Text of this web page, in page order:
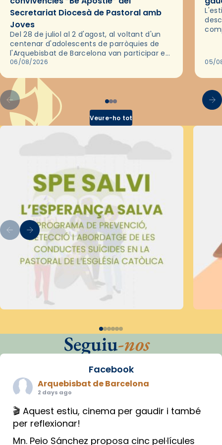
Secretariat Diocesà de Pastoral amb
Joves
Del 28 de juliol al 2 d'agost, al voltant d'un
centenar d'adolescents de parròquies de
l'Arquebisbat de Barcelona van participar en
les convivències Be Apostle, organitzades
06/08/2026 05/
Veure-ho tot
Seguiu-nos
Facebook
Arquebisbat de Barcelona
2 days ago
🎬 Aquest estiu, cinema per gaudir i també
per reflexionar!
Mn. Peio Sánchez proposa cinc pel·lícules